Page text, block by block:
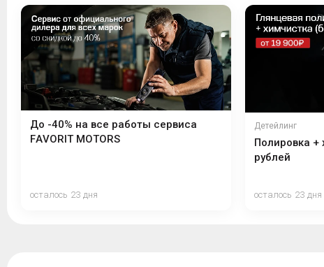
До -40% на все работы сервиса
FAVORIT MOTORS
осталось 23 дня
Детейлинг
Полировка +
рублей
осталось 23 дня